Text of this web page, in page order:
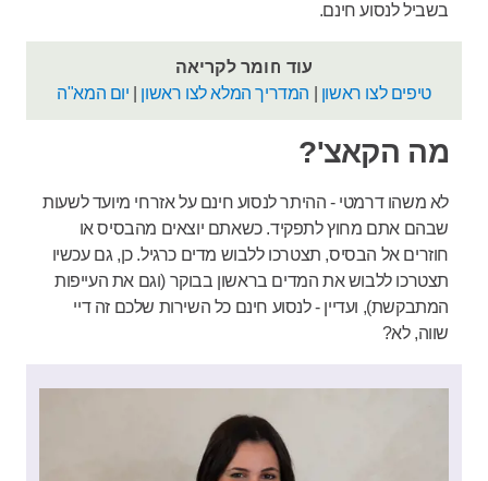
בשביל לנסוע חינם.
עוד חומר לקריאה
טיפים לצו ראשון
המדריך המלא לצו ראשון יום המא"ה
מה הקאצ'?
לא משהו דרמטי - ההיתר לנסוע חינם על אזרחי מיועד לשעות
שבהם אתם מחוץ לתפקיד. כשאתם יוצאים מהבסיס או
חוזרים אל הבסיס, תצטרכו ללבוש מדים כרגיל. כן, גם עכשיו
תצטרכו ללבוש את המדים בראשון בבוקר (וגם את העייפות
המתבקשת), ועדיין - לנסוע חינם כל השירות שלכם זה דיי
שווה, לא?